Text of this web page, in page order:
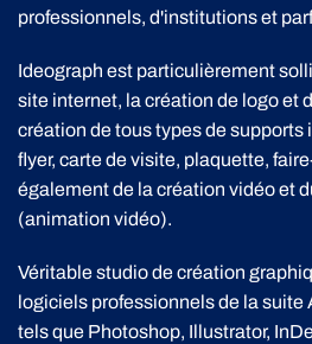
professionnels, d'institutions et
Ideograph est particulièrement
site internet, la création de logo et
création de tous types de
flyer, carte de visite, plaquette,
également de la création vidéo et
(animation vidéo).
Véritable studio de création
logiciels professionnels de la suite
tels que Photoshop, Illustrator,